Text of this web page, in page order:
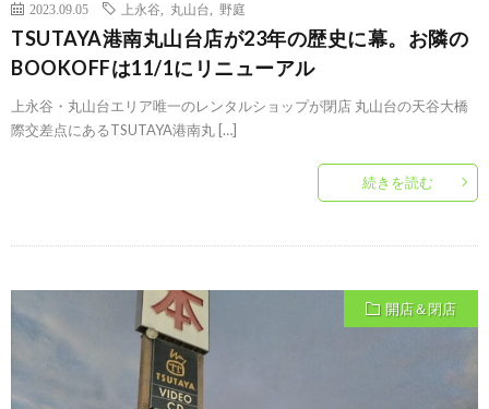
2023.09.05 上永谷 丸山台 野庭
TSUTAYA港南丸山台店が23年の歴史に幕。お隣の
BOOKOFFは11/1にリニューアル
上永谷・丸山台エリア唯一のレンタルショップが閉店 丸山台の天谷大橋
際交差点にあるTSUTAYA港南丸 […]
続きを読む
開店＆閉店